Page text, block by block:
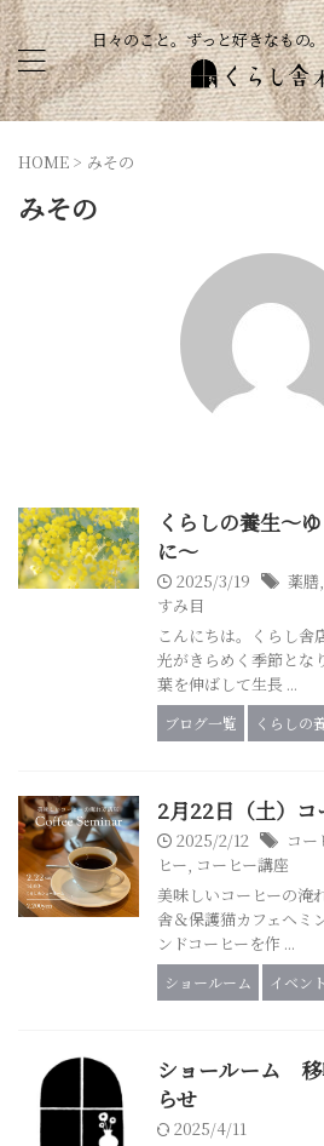
日々のこと。ずっと好きなも
HOME > みその
みその
くらしの養生～
に～
2025/3/19 薬膳,
すみ目
こんにちは。くらし舎
光がきらめく季節とな
葉を伸ばして生長 ...
ブログ一覧 くらしの
2月22日（土）
2025/2/12 コー
ヒー, コーヒー講座
美味しいコーヒーの淹
舎＆保護猫カフェヘミ
ンドコーヒーを作 ...
ショールーム イベント
ショールーム 移
らせ
2025/4/11